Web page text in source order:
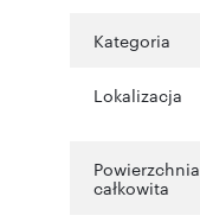
Kategoria
Lokalizacja
Powierzchnia
całkowita